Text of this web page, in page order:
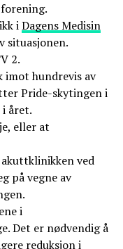
iDagens Medisin
situasjonen.
2.
imot hundrevis av
Pride-skytingen i
året.
eller at
ved
på vegne av
i
Det er nødvendig å
reduksjon i